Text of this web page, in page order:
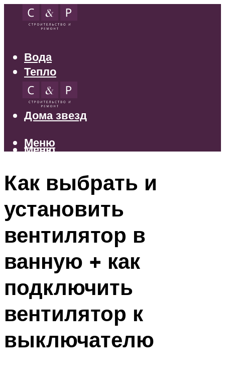
Вода
Тепло
Электрика
Свет
Дома звезд
Меню
Меню
Как выбрать и
установить
вентилятор в
ванную + как
подключить
вентилятор к
выключателю